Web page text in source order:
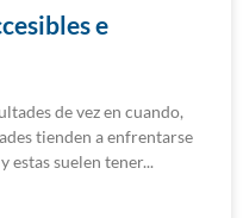
e
de vez en cuando,
tienden a enfrentarse
estas suelen tener